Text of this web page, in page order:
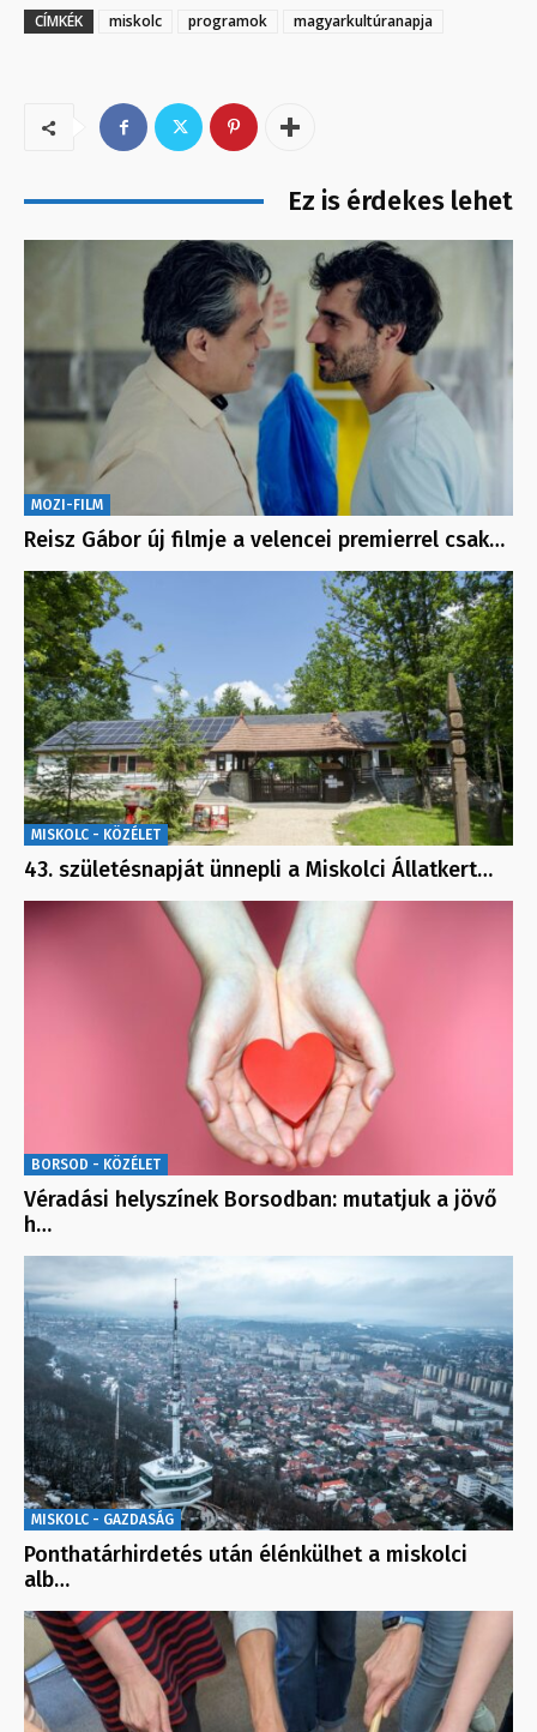
CÍMKÉK miskolc programok magyarkultúranapja
Ez is érdekes lehet
MOZI-FILM
Reisz Gábor új filmje a velencei premierrel csak…
MISKOLC - KÖZÉLET
43. születésnapját ünnepli a Miskolci Állatkert…
BORSOD - KÖZÉLET
Véradási helyszínek Borsodban: mutatjuk a jövő
h…
MISKOLC - GAZDASÁG
Ponthatárhirdetés után élénkülhet a miskolci
alb…